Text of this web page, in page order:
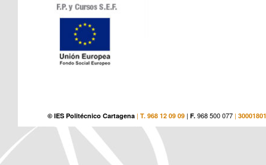
© IES Politécnico Cartagena | T. 968 12 09 09 | F. 968 500 077 |